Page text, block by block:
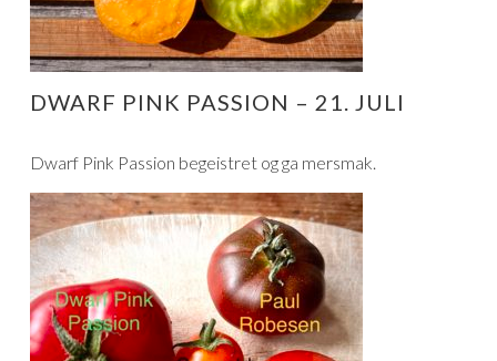
DWARF PINK PASSION – 21. JULI
Dwarf Pink Passion begeistret og ga mersmak.